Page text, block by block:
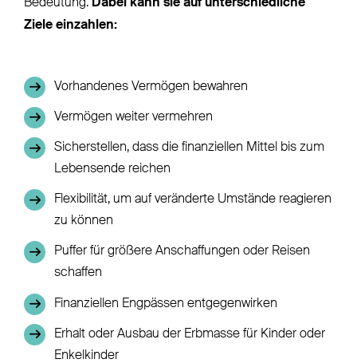
Bedeutung. Dabei kann sie auf unterschiedliche
Ziele einzahlen:
Vorhandenes Vermögen bewahren
Vermögen weiter vermehren
Sicherstellen, dass die finanziellen Mittel bis zum
Lebensende reichen
Flexibilität, um auf veränderte Umstände reagieren
zu können
Puffer für größere Anschaffungen oder Reisen
schaffen
Finanziellen Engpässen entgegenwirken
Erhalt oder Ausbau der Erbmasse für Kinder oder
Enkelkinder